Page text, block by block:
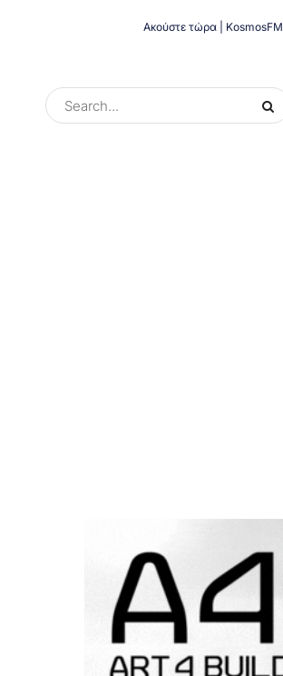
Ακούστε τώρα | KosmosFM